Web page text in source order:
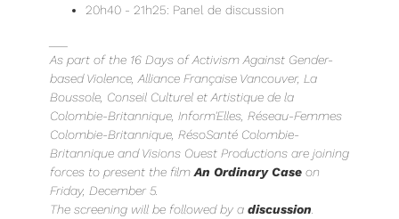
20h40 - 21h25: Panel de discussion
As part of the 16 Days of Activism Against Gender-
based Violence, Alliance Française Vancouver, La
Boussole, Conseil Culturel et Artistique de la
Colombie-Britannique, Inform'Elles, Réseau-Femmes
Colombie-Britannique, RésoSanté Colombie-
Britannique and Visions Ouest Productions are joining
forces to present the film An Ordinary Case on
Friday, December 5.
The screening will be followed by a discussion.